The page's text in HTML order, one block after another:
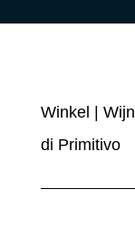
Winkel Wijn
di Primitivo